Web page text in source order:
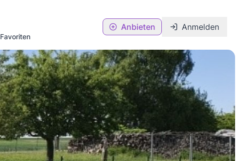
Favoriten
Anbieten Anmelden